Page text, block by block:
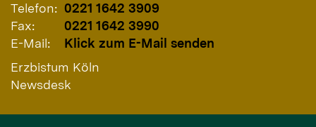
Telefon: 0221 1642 3909
Fax:
0221 1642 3990
E-Mail:
Klick zum E-Mail senden
Erzbistum Köln
Newsdesk